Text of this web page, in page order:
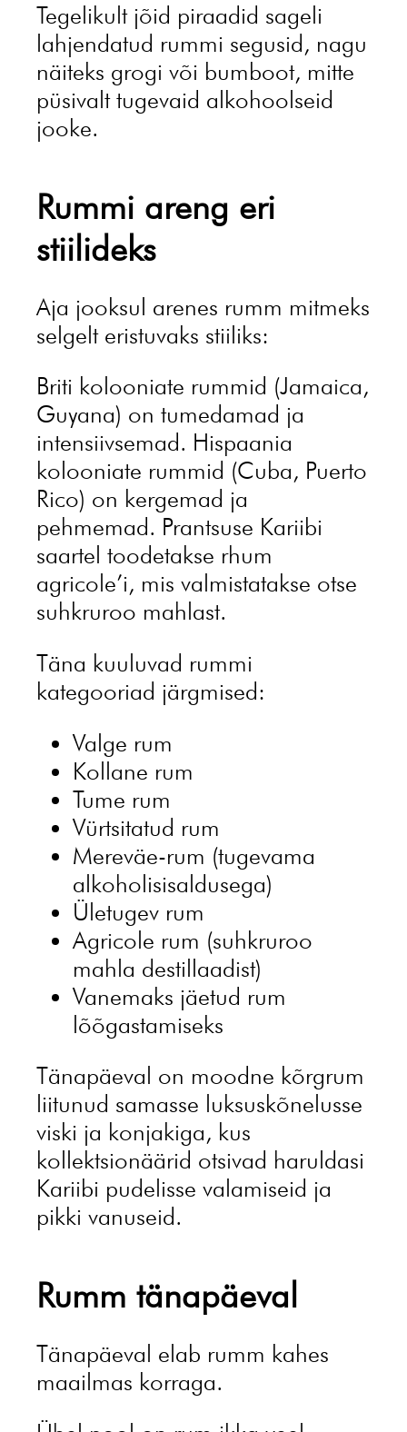
Tegelikult jõid piraadid sageli
lahjendatud rummi segusid, nagu
näiteks grogi või bumboot, mitte
püsivalt tugevaid alkohoolseid
jooke.
Rummi areng eri
stiilideks
Aja jooksul arenes rumm mitmeks
selgelt eristuvaks stiiliks:
Briti kolooniate rummid (Jamaica,
Guyana) on tumedamad ja
intensiivsemad. Hispaania
kolooniate rummid (Cuba, Puerto
Rico) on kergemad ja
pehmemad. Prantsuse Kariibi
saartel toodetakse rhum
agricole’i, mis valmistatakse otse
suhkruroo mahlast.
Täna kuuluvad rummi
kategooriad järgmised:
Valge rum
Kollane rum
Tume rum
Vürtsitatud rum
Mereväe-rum (tugevama
alkoholisisaldusega)
Ületugev rum
Agricole rum (suhkruroo
mahla destillaadist)
Vanemaks jäetud rum
lõõgastamiseks
Tänapäeval on moodne kõrgrum
liitunud samasse luksuskõnelusse
viski ja konjakiga, kus
kollektsionäärid otsivad haruldasi
Kariibi pudelisse valamiseid ja
pikki vanuseid.
Rumm tänapäeval
Tänapäeval elab rumm kahes
maailmas korraga.